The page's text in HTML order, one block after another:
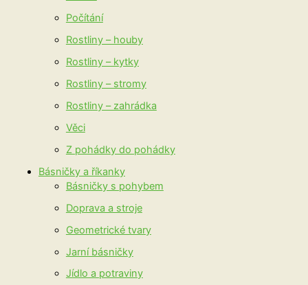
Počítání
Rostliny – houby
Rostliny – kytky
Rostliny – stromy
Rostliny – zahrádka
Věci
Z pohádky do pohádky
Básničky a říkanky
Básničky s pohybem
Doprava a stroje
Geometrické tvary
Jarní básničky
Jídlo a potraviny